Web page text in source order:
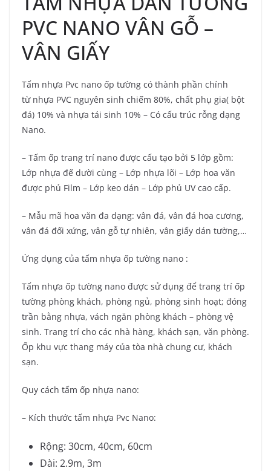
PVC NANO VÂN GỖ –
VÂN GIẤY
Tấm nhựa Pvc nano ốp tường có thành phần chính
từ nhựa PVC nguyên sinh chiếm 80%, chất phụ gia( bột
đá) 10% và nhựa tái sinh 10% – Có cấu trúc rỗng dạng
Nano.
– Tấm ốp trang trí nano được cấu tạo bởi 5 lớp gồm:
Lớp nhựa đế dười cùng – Lớp nhựa lõi – Lớp hoa văn
được phủ Film – Lớp keo dán – Lớp phủ UV cao cấp.
– Mẫu mã hoa văn đa dạng: vân đá, vân đá hoa cương,
vân đá đối xứng, vân gỗ tự nhiên, vân giấy dán tường,…
Ứng dụng của tấm nhựa ốp tường nano :
Tấm nhựa ốp tường nano được sử dụng để trang trí ốp
tường phòng khách, phòng ngủ, phòng sinh hoạt; đóng
trần bằng nhựa, vách ngăn phòng khách – phòng vệ
sinh. Trang trí cho các nhà hàng, khách sạn, văn phòng.
Ốp khu vực thang máy của tòa nhà chung cư, khách
sạn.
Quy cách tấm ốp nhựa nano:
– Kích thước tấm nhựa Pvc Nano:
Rộng: 30cm, 40cm, 60cm
Dài: 2.9m, 3m